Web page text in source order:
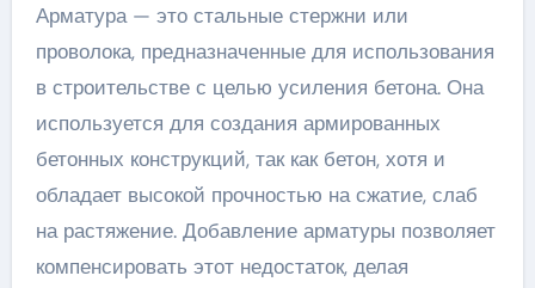
Арматура — это стальные стержни или
проволока, предназначенные для использования
в строительстве с целью усиления бетона. Она
используется для создания армированных
бетонных конструкций, так как бетон, хотя и
обладает высокой прочностью на сжатие, слаб
на растяжение. Добавление арматуры позволяет
компенсировать этот недостаток, делая